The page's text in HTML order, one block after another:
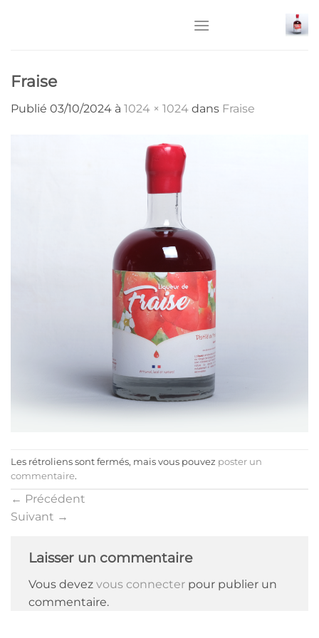
Fraise
Publié 03/10/2024 à 1024 × 1024 dans Fraise
Les rétroliens sont fermés, mais vous pouvez poster un
commentaire.
← Précédent
Suivant →
Laisser un commentaire
Vous devez vous connecter pour publier un
commentaire.